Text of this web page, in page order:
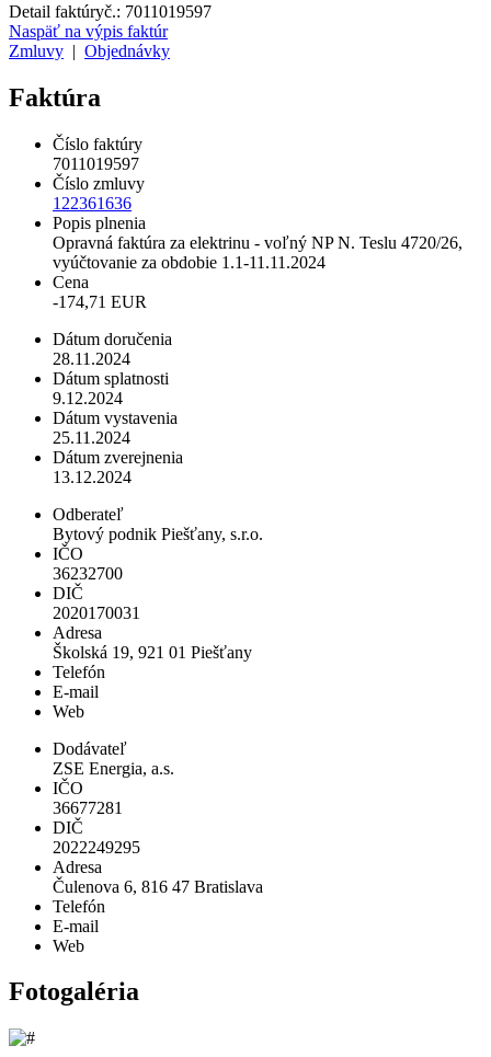
Detail faktúryč.: 7011019597
Naspäť na výpis faktúr
Zmluvy | Objednávky
Faktúra
Číslo faktúry
7011019597
Číslo zmluvy
122361636
Popis plnenia
Opravná faktúra za elektrinu - voľný NP N. Teslu 4720/26,
vyúčtovanie za obdobie 1.1-11.11.2024
Cena
-174,71 EUR
Dátum doručenia
28.11.2024
Dátum splatnosti
9.12.2024
Dátum vystavenia
25.11.2024
Dátum zverejnenia
13.12.2024
Odberateľ
Bytový podnik Piešťany, s.r.o.
IČO
36232700
DIČ
2020170031
Adresa
Školská 19, 921 01 Piešťany
Telefón
E-mail
Web
Dodávateľ
ZSE Energia, a.s.
IČO
36677281
DIČ
2022249295
Adresa
Čulenova 6, 816 47 Bratislava
Telefón
E-mail
Web
Fotogaléria